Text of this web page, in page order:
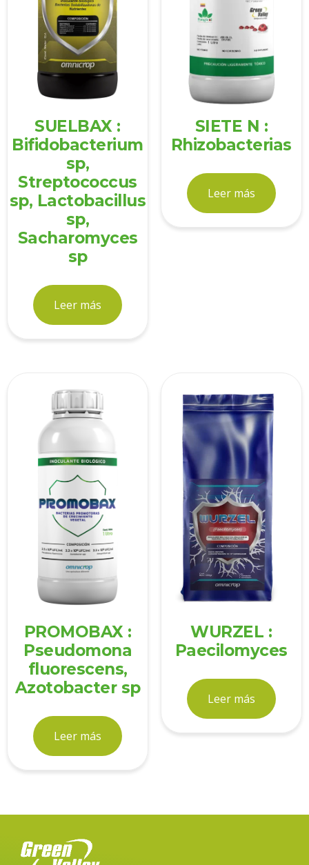
SUELBAX :
Bifidobacterium
sp,
Streptococcus
sp, Lactobacillus
sp,
Sacharomyces
sp
Leer más
SIETE N :
Rhizobacterias
Leer más
PROMOBAX :
Pseudomona
fluorescens,
Azotobacter sp
Leer más
WURZEL :
Paecilomyces
Leer más